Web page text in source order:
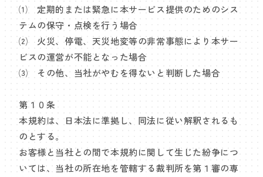
⑴ 定期的または緊急に本サービス提供のためのシス
テムの保守・点検を行う場合
⑵ 火災、停電、天災地変等の非常事態により本サー
ビスの運営が不能となった場合
⑶ その他、当社がやむを得ないと判断した場合
第１０条
本規約は、日本法に準拠し、同法に従い解釈されるも
のとする。
お客様と当社との間で本規約に関して生じた紛争につ
いては、当社の所在地を管轄する裁判所を第１審の専